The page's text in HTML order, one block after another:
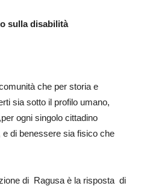
sulla disabilità
che per storia e
sia sotto il profilo umano,
ogni singolo cittadino
di benessere sia fisico che
di Ragusa è la risposta di